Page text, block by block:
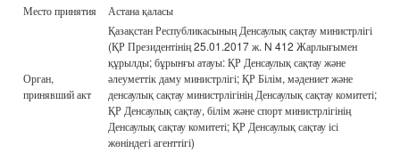
Место принятия
Астана қаласы
Орган,
принявший акт
Қазақстан Республикасының Денсаулық сақтау министрлігі
(ҚР Президентінің 25.01.2017 ж. N 412 Жарлығымен
құрылды; бұрынғы атауы: ҚР Денсаулық сақтау және
әлеуметтік даму министрлігі; ҚР Білім, мәдениет және
денсаулық сақтау министрлігінің Денсаулық сақтау комитеті;
ҚР Денсаулық сақтау, білім және спорт министрлігінің
Денсаулық сақтау комитеті; ҚР Денсаулық сақтау ісі
жөніндегі агенттігі)